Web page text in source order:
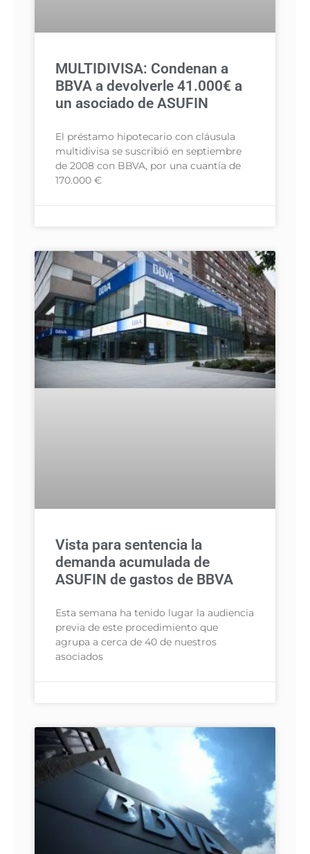
MULTIDIVISA: Condenan a
BBVA a devolverle 41.000€ a
un asociado de ASUFIN
El préstamo hipotecario con cláusula
multidivisa se suscribió en septiembre
de 2008 con BBVA, por una cuantía de
170.000 €
Vista para sentencia la
demanda acumulada de
ASUFIN de gastos de BBVA
Esta semana ha tenido lugar la audiencia
previa de este procedimiento que
agrupa a cerca de 40 de nuestros
asociados